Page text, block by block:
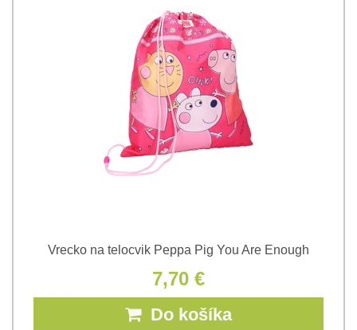
Vrecko na telocvik Peppa Pig You Are Enough
7,70 €
Do košíka